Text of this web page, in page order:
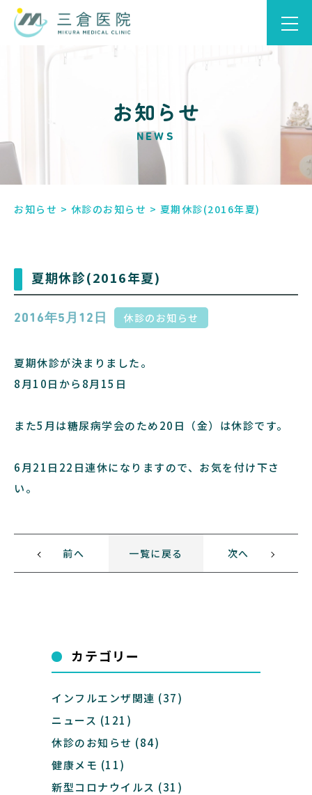
お知らせ
NEWS
お知らせ > 休診のお知らせ > 夏期休診(2016年夏)
夏期休診(2016年夏)
2016年5月12日 休診のお知らせ
夏期休診が決まりました。
8月10日から8月15日
また5月は糖尿病学会のため20日（金）は休診です。
6月21日22日連休になりますので、お気を付け下さ
い。
前へ 一覧に戻る 次へ
カテゴリー
インフルエンザ関連 (37)
ニュース (121)
休診のお知らせ (84)
健康メモ (11)
新型コロナウイルス (31)